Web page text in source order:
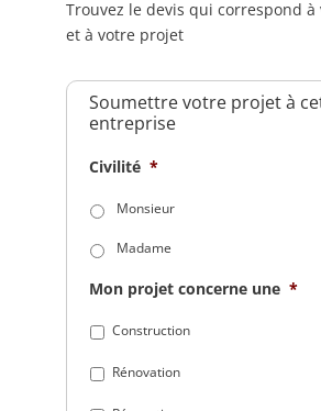
Trouvez le devis qui correspond
et à votre projet
Soumettre votre projet à
entreprise
Civilité *
Monsieur
Madame
Mon projet concerne une *
Construction
Rénovation